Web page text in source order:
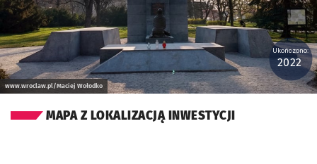
www.wroclaw.pl/Maciej Wołodko
Ukończono:
2022
MAPA Z LOKALIZACJĄ INWESTYCJI